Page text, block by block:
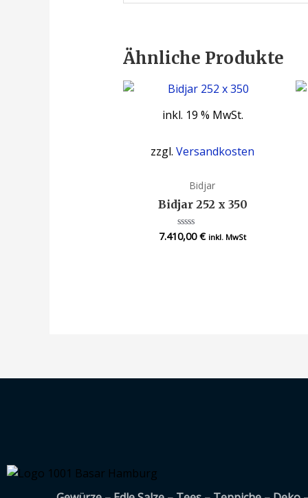
Ähnliche Produkte
inkl. 19 % MwSt.
zzgl.Versandkosten
Bidjar
Bidjar 252 x 350
Bewertet
mit
7.410,00€ inkl. MwSt